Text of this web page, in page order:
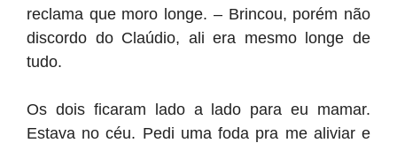
reclama que moro longe. – Brincou, porém não
discordo do Claúdio, ali era mesmo longe de
tudo.
Os dois ficaram lado a lado para eu mamar.
Estava no céu. Pedi uma foda pra me aliviar e